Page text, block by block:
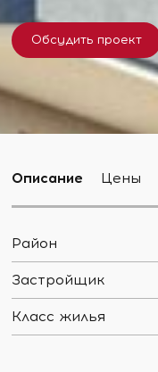
Обсудить проект
Описание Цены
Район
Застройщик
Класс жилья